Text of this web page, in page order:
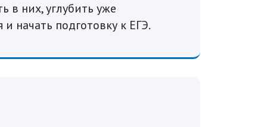
в них, углубить уже
начать подготовку к ЕГЭ.